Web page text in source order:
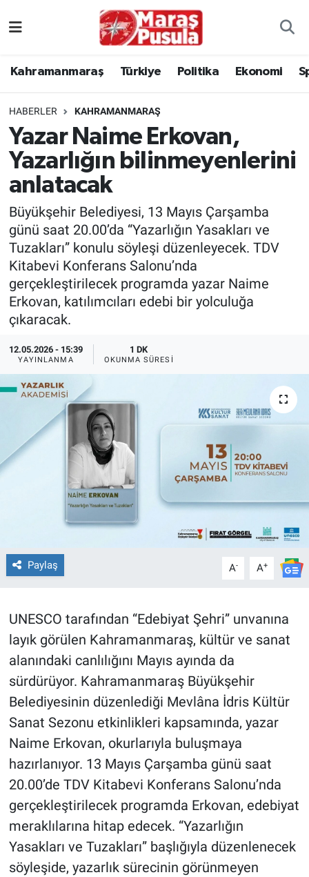
Kahramanmaraş Türkiye Politika Ekonomi
HABERLER KAHRAMANMARAŞ
Yazar Naime Erkovan,
Yazarlığın bilinmeyenlerini
anlatacak
Büyükşehir Belediyesi, 13 Mayıs Çarşamba
günü saat 20.00’da “Yazarlığın Yasakları ve
Tuzakları” konulu söyleşi düzenleyecek. TDV
Kitabevi Konferans Salonu’nda
gerçekleştirilecek programda yazar Naime
Erkovan, katılımcıları edebi bir yolculuğa
çıkaracak.
12.05.2026 - 15:39
YAYINLANMA
1 DK
OKUNMA SÜRESI
Paylaş A- A+
UNESCO tarafından “Edebiyat Şehri” unvanına
layık görülen Kahramanmaraş, kültür ve sanat
alanındaki canlılığını Mayıs ayında da
sürdürüyor. Kahramanmaraş Büyükşehir
Belediyesinin düzenlediği Mevlâna İdris Kültür
Sanat Sezonu etkinlikleri kapsamında, yazar
Naime Erkovan, okurlarıyla buluşmaya
hazırlanıyor. 13 Mayıs Çarşamba günü saat
20.00’de TDV Kitabevi Konferans Salonu’nda
gerçekleştirilecek programda Erkovan, edebiyat
meraklılarına hitap edecek. “Yazarlığın
Yasakları ve Tuzakları” başlığıyla düzenlenecek
söyleşide, yazarlık sürecinin görünmeyen
Politika
Ekonomi
Spor
Kültür Sanat
Sağlık
İlçeler
MAGAZİN
Bilim, Teknoloji
ASAYİŞ
HABERDE İNSAN
EĞİTİM
BİLİM VE TEKNOLOJİ
Güvenlik
Bölge
İstanbul Namaz Vakitleri
İstanbul Trafik Yoğunluk Haritası
Süper Lig Puan Durumu ve Fikstür
Tüm Manşetler
Son Dakika Haberleri
Haber Arşivi